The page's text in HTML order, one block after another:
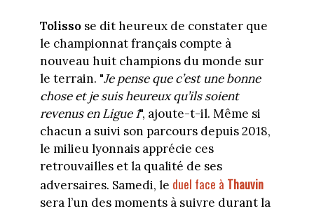
Tolissose dit heureux de constater que
le championnat français compte à
nouveau huit champions du monde sur
le terrain. "Je pense que c’est une bonne
chose et je suis heureux qu’ils soient
revenus en Ligue 1", ajoute-t-il. Même si
chacun a suivi son parcours depuis 2018,
le milieu lyonnais apprécie ces
retrouvailles et la qualité de ses
adversaires. Samedi, le duel face à Thauvin
sera l’un des moments à suivre durant la